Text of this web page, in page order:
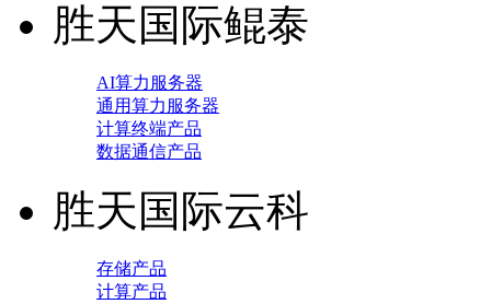
胜天国际鲲泰
AI算力服务器
通用算力服务器
计算终端产品
数据通信产品
胜天国际云科
存储产品
计算产品